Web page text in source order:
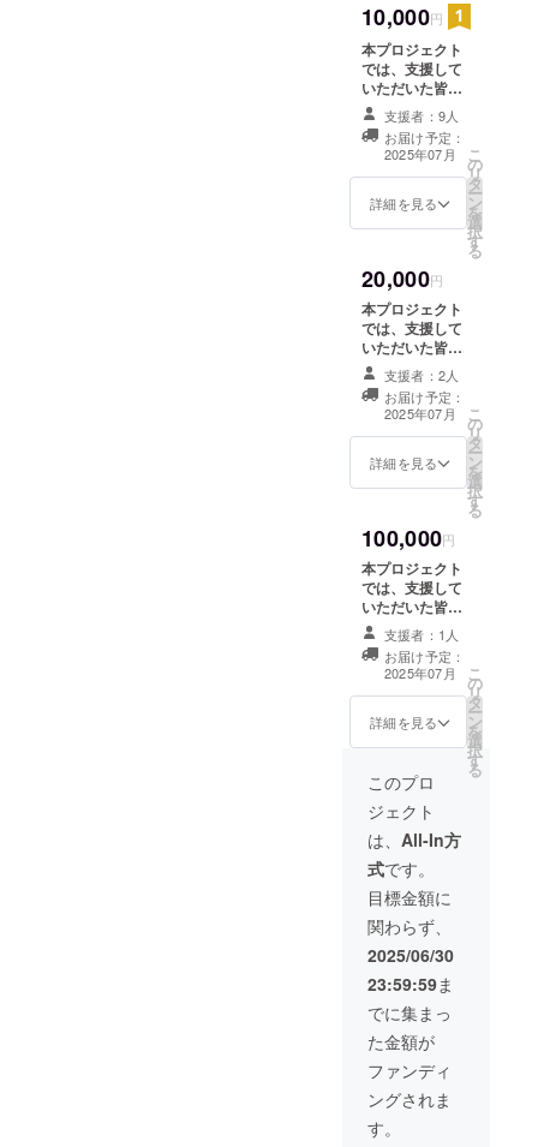
状況をお伝えし
ます。ご支援の
大きな意義を共
有させていただ
くことで、支援
者の皆さまとの
つながりを深め
たいと考えてい
ます。このリ
のリターンと同
じ内容になりま
10,000円
本プロジェクト
では、支援して
いただいた皆さ
まに感謝の気持
ちを込めて、お
礼のメールをお
送りいたしま
す。お礼のメー
ルでは、支援の
状況をお伝えし
ます。ご支援の
大きな意義を共
有させていただ
くことで、支援
者の皆さまとの
つながりを深め
たいと考えてい
ます。このリ
ターンは1000円
のリターンと同
じ内容になりま
支援者：9人
お届け予定：
2025年07月
詳細を見る
こ
の
リ
タ
ー
ン
を
選
択
す
る
20,000円
本プロジェクト
では、支援して
いただいた皆さ
まに感謝の気持
ちを込めて、お
礼のメールをお
送りいたしま
す。お礼のメー
ルでは、支援の
状況をお伝えし
ます。ご支援の
大きな意義を共
有させていただ
くことで、支援
者の皆さまとの
つながりを深め
たいと考えてい
ます。このリ
ターンは1000円
のリターンと同
じ内容になりま
支援者：2人
お届け予定：
2025年07月
詳細を見る
こ
の
リ
タ
ー
ン
を
選
択
す
る
100,000円
本プロジェクト
では、支援して
いただいた皆さ
まに感謝の気持
ちを込めて、お
礼のメールとデ
イサービス送迎
車最大7台に社名
入りステッカー
掲示します。 掲
間、サイズ：
200×500㎜とな
ります。 また、
ホームページに
会社名バナーの
掲載をいたしま
す。 ご支援の大
きな意義を共有
させていただく
ことで、支援者
ながりを深めた
いと考えていま
す。 支援時、必
ず備考欄に掲載
を希望されるお
名前をご記入く
ださい。 ロゴや
バナーなどの画
支援者：1人
お届け予定：
2025年07月
詳細を見る
こ
の
リ
タ
ー
ン
を
選
択
す
る
このプロ
ジェクト
は、 All-In方
式です。
目標金額に
関わらず、
2025/06/30
23:59:59ま
でに集まっ
た金額が
ファンディ
ングされま
す。